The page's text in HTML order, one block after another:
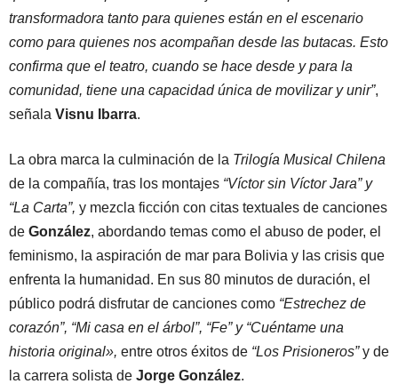
transformadora tanto para quienes están en el escenario
como para quienes nos acompañan desde las butacas. Esto
confirma que el teatro, cuando se hace desde y para la
comunidad, tiene una capacidad única de movilizar y unir”,
señala Visnu Ibarra.
La obra marca la culminación de la Trilogía Musical Chilena
de la compañía, tras los montajes “Víctor sin Víctor Jara” y
“La Carta”, y mezcla ficción con citas textuales de canciones
de González, abordando temas como el abuso de poder, el
feminismo, la aspiración de mar para Bolivia y las crisis que
enfrenta la humanidad. En sus 80 minutos de duración, el
público podrá disfrutar de canciones como “Estrechez de
corazón”, “Mi casa en el árbol”, “Fe” y “Cuéntame una
historia original», entre otros éxitos de “Los Prisioneros”y de
la carrera solista de Jorge González.